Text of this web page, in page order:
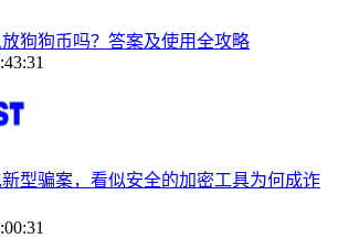
放狗狗币吗？答案及使用全攻略
新型骗案，看似安全的加密工具为何成诈